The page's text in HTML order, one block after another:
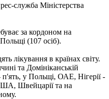
служба Міністерства
за кордоном на
(107 осіб).
лікування в країнах світу.
та Домініканській
п'ять, у Польщі, ОАЕ, Нігерії -
Швейцарії та на